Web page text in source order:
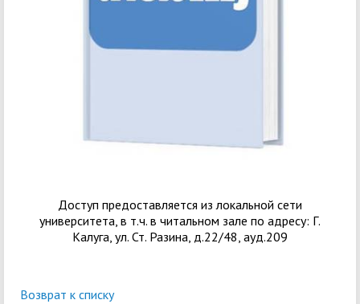
Доступ предоставляется из локальной сети
университета, в т.ч. в читальном зале по адресу: Г.
Калуга, ул. Ст. Разина, д.22/48, ауд.209
Возврат к списку